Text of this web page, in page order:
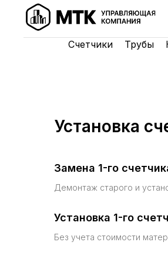
Счетчики Трубы
Установка
Замена 1-го
Демонтаж старого и
Установка 1-го
Без учета стоимости